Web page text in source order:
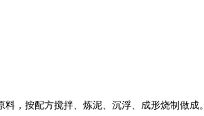
，按配方搅拌、炼泥、沉浮、成形烧制做成。